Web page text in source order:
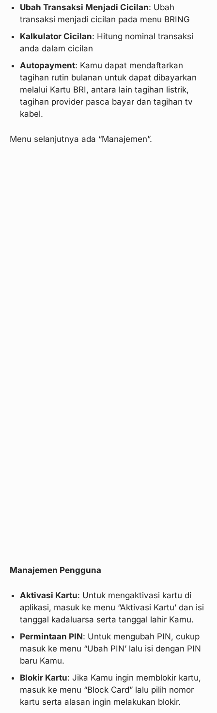
Ubah Transaksi Menjadi Cicilan: Ubah
transaksi menjadi cicilan pada menu BRING
Kalkulator Cicilan: Hitung nominal transaksi
anda dalam cicilan
Autopayment: Kamu dapat mendaftarkan
tagihan rutin bulanan untuk dapat dibayarkan
melalui Kartu BRI, antara lain tagihan listrik,
tagihan provider pasca bayar dan tagihan tv
kabel.
Menu selanjutnya ada “Manajemen”.
Manajemen Pengguna
Aktivasi Kartu: Untuk mengaktivasi kartu di
aplikasi, masuk ke menu “Aktivasi Kartu’ dan isi
tanggal kadaluarsa serta tanggal lahir Kamu.
Permintaan PIN: Untuk mengubah PIN, cukup
masuk ke menu “Ubah PIN’ lalu isi dengan PIN
baru Kamu.
Blokir Kartu: Jika Kamu ingin memblokir kartu,
masuk ke menu “Block Card” lalu pilih nomor
kartu serta alasan ingin melakukan blokir.